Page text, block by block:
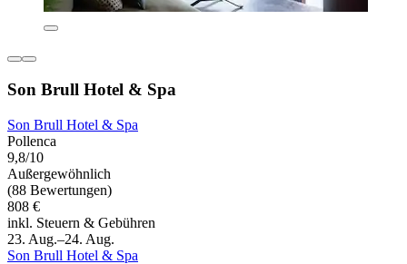
Son Brull Hotel & Spa
Son Brull Hotel & Spa
Pollenca
9,8/10
Außergewöhnlich
(88 Bewertungen)
808 €
inkl. Steuern & Gebühren
23. Aug.–24. Aug.
Son Brull Hotel & Spa